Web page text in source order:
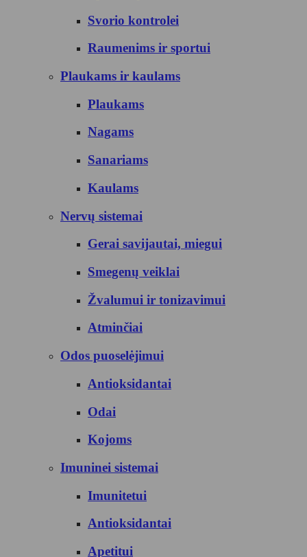
Svorio kontrolei
Raumenims ir sportui
Plaukams ir kaulams
Plaukams
Nagams
Sanariams
Kaulams
Nervų sistemai
Gerai savijautai, miegui
Smegenų veiklai
Žvalumui ir tonizavimui
Atminčiai
Odos puoselėjimui
Antioksidantai
Odai
Kojoms
Imuninei sistemai
Imunitetui
Antioksidantai
Apetitui